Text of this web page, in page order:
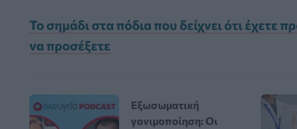
Το σημάδι στα πόδια που δείχνει ότι έχετε
να προσέξετε
Εξωσωματική
γονιμοποίηση: Οι